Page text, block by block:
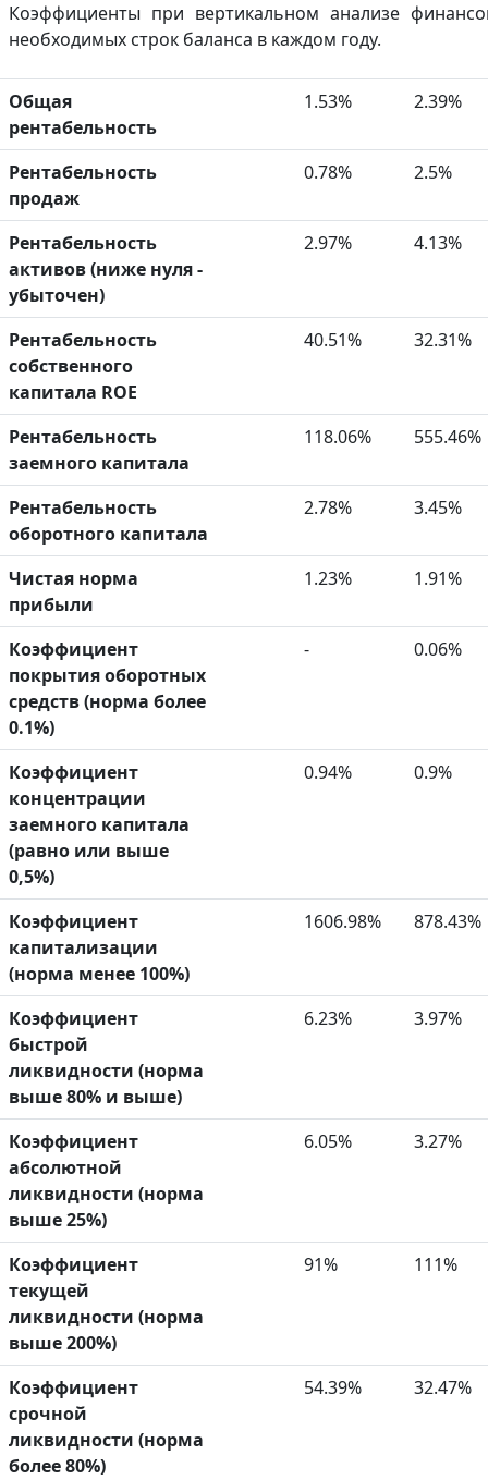
Коэффициенты при вертикальном анализе
необходимых строк баланса в каждом году.
Общая
рентабельность
1.53% 2.39%
Рентабельность
продаж
0.78% 2.5%
Рентабельность
активов (ниже нуля -
убыточен)
2.97% 4.13%
Рентабельность
собственного
капитала ROE
40.51% 32.31%
Рентабельность
заемного капитала
118.06% 555.46%
Рентабельность
оборотного капитала
2.78% 3.45%
Чистая норма
прибыли
1.23% 1.91%
Коэффициент
покрытия оборотных
средств (норма более
0.1%)
- 0.06%
Коэффициент
концентрации
заемного капитала
(равно или выше
0,5%)
0.94% 0.9%
Коэффициент
капитализации
(норма менее 100%)
1606.98% 878.43%
Коэффициент
быстрой
ликвидности (норма
выше 80% и выше)
6.23% 3.97%
Коэффициент
абсолютной
ликвидности (норма
выше 25%)
6.05% 3.27%
Коэффициент
текущей
ликвидности (норма
выше 200%)
91% 111%
Коэффициент
срочной
ликвидности (норма
более 80%)
54.39% 32.47%